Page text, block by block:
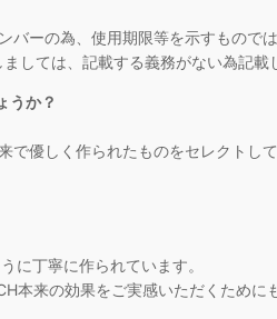
バーの為、使用期限等を示すもの
しては、記載する義務がない為記載
うか？
で優しく作られたものをセレクト
に丁寧に作られています。
本来の効果をご実感いただくために